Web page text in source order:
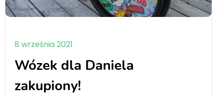
8 września 2021
Wózek dla Daniela
zakupiony!